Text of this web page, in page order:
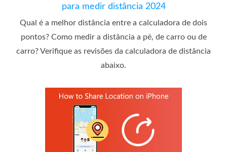
para medir distância 2024
Qual é a melhor distância entre a calculadora de dois
pontos? Como medir a distância a pé, de carro ou de
carro? Verifique as revisões da calculadora de distância
abaixo.